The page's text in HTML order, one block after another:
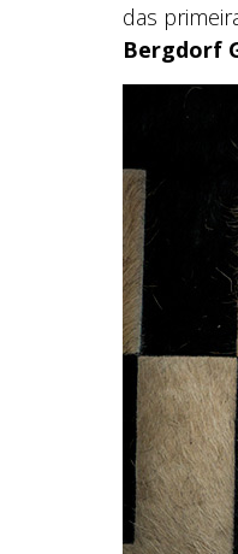
das
Bergdorf